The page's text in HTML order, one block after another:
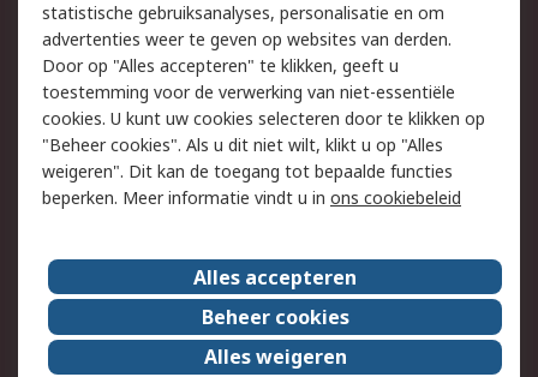
Wettelijk
Cookiebeleid
Email veiligheid
Privacybeleid -
Bijgewerkt
Websitevoorwaarden
Algemene
verkoopvoorwaarden
Over RS
RS Group
Over ons
RS wereldwijd
Werken bij RS
statistische gebruiksanalyses, personalisatie en om
advertenties weer te geven op websites van derden.
Door op "Alles accepteren" te klikken, geeft u
toestemming voor de verwerking van niet-essentiële
cookies. U kunt uw cookies selecteren door te klikken op
"Beheer cookies". Als u dit niet wilt, klikt u op "Alles
weigeren". Dit kan de toegang tot bepaalde functies
beperken. Meer informatie vindt u in ons cookiebeleid
Alles accepteren
Beheer cookies
Alles weigeren